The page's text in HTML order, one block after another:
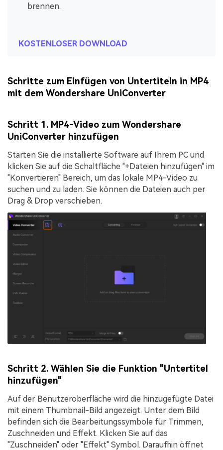
brennen.
KOSTENLOSER DOWNLOAD
Schritte zum Einfügen von Untertiteln in MP4
mit dem Wondershare UniConverter
Schritt 1. MP4-Video zum Wondershare
UniConverter hinzufügen
Starten Sie die installierte Software auf Ihrem PC und
klicken Sie auf die Schaltfläche "+Dateien hinzufügen" im
"Konvertieren" Bereich, um das lokale MP4-Video zu
suchen und zu laden. Sie können die Dateien auch per
Drag & Drop verschieben.
Schritt 2. Wählen Sie die Funktion "Untertitel
hinzufügen"
Auf der Benutzeroberfläche wird die hinzugefügte Datei
mit einem Thumbnail-Bild angezeigt. Unter dem Bild
befinden sich die Bearbeitungssymbole für Trimmen,
Zuschneiden und Effekt. Klicken Sie auf das
"Zuschneiden" oder "Effekt" Symbol. Daraufhin öffnet